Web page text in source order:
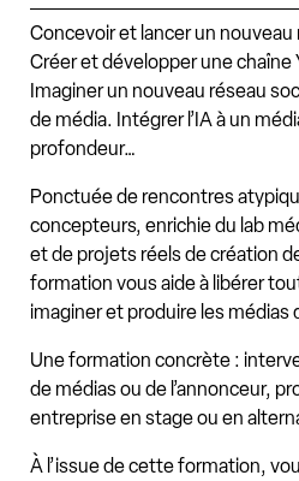
Concevoir et lancer un
Créer et développer une chaîne
Imaginer un nouveau réseau
de média. Intégrer l’IA à un
profondeur…
Ponctuée de rencontres
concepteurs, enrichie du lab
et de projets réels de création
formation vous aide à libérer
imaginer et produire les médias
Une formation concrète :
de médias ou de l’annonceur,
entreprise en stage ou en
À l’issue de cette formation,